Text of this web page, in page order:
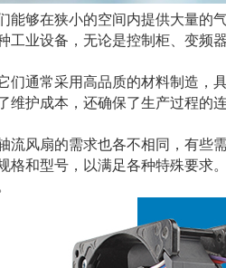
够在狭小的空间内提供大量的
业设备，无论是控制柜、变频
通常采用高品质的材料制造，
护成本，还确保了生产过程的
风扇的需求也各不相同，有些
和型号，以满足各种特殊要求